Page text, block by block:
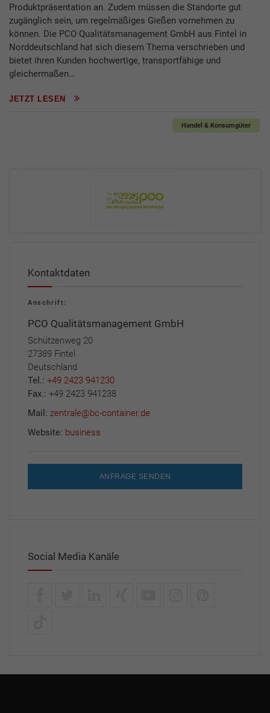
Produktpräsentation an. Zudem müssen die Standorte gut
zugänglich sein, um regelmäßiges Gießen vornehmen zu
können. Die PCO Qualitätsmanagement GmbH aus Fintel in
Norddeutschland hat sich diesem Thema verschrieben und
bietet ihren Kunden hochwertige, transportfähige und
gleichermaßen…
JETZT LESEN
Handel & Konsumgüter
Kontaktdaten
Anschrift:
PCO Qualitätsmanagement GmbH
Schützenweg 20
27389 Fintel
Deutschland
Tel.: +49 2423 941230
Fax.: +49 2423 941238
Mail: zentrale@bc-container.de
Website: business
ANFRAGE SENDEN
Social Media Kanäle